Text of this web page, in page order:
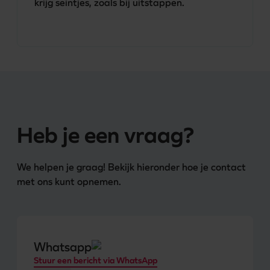
krijg seintjes, zoals bij uitstappen.
Heb je een vraag?
We helpen je graag! Bekijk hieronder hoe je contact
met ons kunt opnemen.
Whatsapp
Stuur een bericht via WhatsApp